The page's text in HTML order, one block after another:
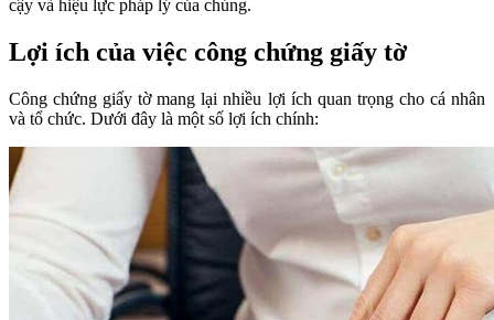
cậy và hiệu lực pháp lý của chúng.
Lợi ích của việc công chứng giấy tờ
Công chứng giấy tờ mang lại nhiều lợi ích quan trọng cho cá nhân
và tổ chức. Dưới đây là một số lợi ích chính: